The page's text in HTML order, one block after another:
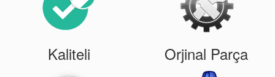
Kaliteli Orjinal Parça